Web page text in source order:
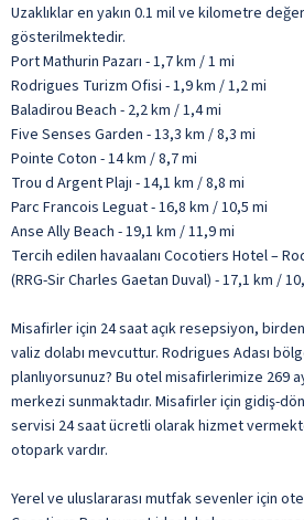
Uzaklıklar en yakın 0.1 mil ve kilometre
gösterilmektedir.
Port Mathurin Pazarı - 1,7 km / 1 mi
Rodrigues Turizm Ofisi - 1,9 km / 1,2 mi
Baladirou Beach - 2,2 km / 1,4 mi
Five Senses Garden - 13,3 km / 8,3 mi
Pointe Coton - 14 km / 8,7 mi
Trou d Argent Plajı - 14,1 km / 8,8 mi
Parc Francois Leguat - 16,8 km / 10,5 mi
Anse Ally Beach - 19,1 km / 11,9 mi
Tercih edilen havaalanı Cocotiers Hotel –
(RRG-Sir Charles Gaetan Duval) - 17,1 km /
Misafirler için 24 saat açık resepsiyon,
valiz dolabı mevcuttur. Rodrigues Adası
planlıyorsunuz? Bu otel misafirlerimize 269
merkezi sunmaktadır. Misafirler için gidiş-
servisi 24 saat ücretli olarak hizmet
otopark vardır.
Yerel ve uluslararası mutfak sevenler için